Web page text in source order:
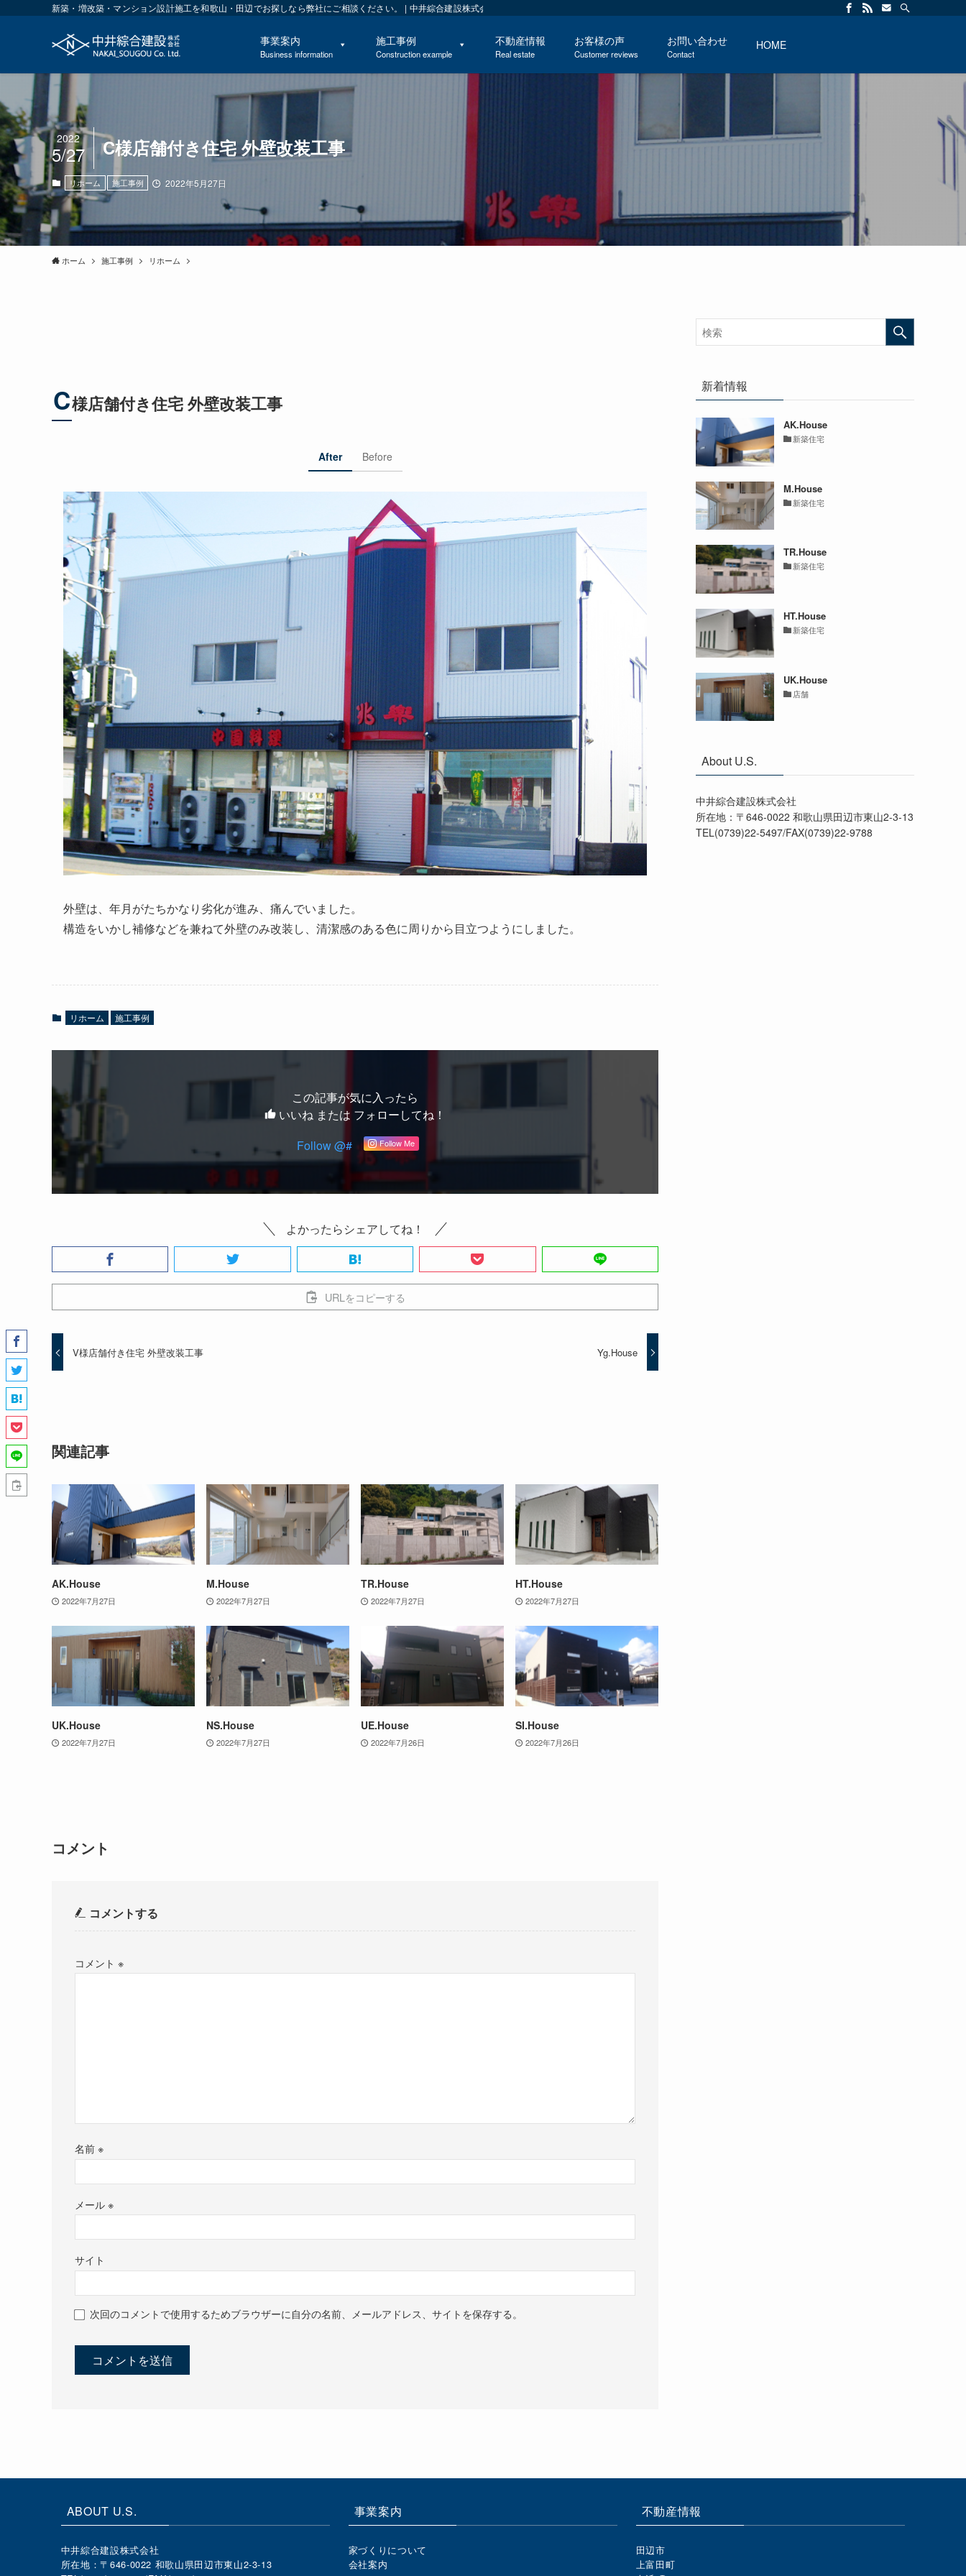
新築・増改築・マンション設計施工を和歌山・田辺でお探しなら弊社にご相談ください。 | 中井綜合建設株式会社 公式ホームページ
事業案内
Business information
施工事例
Construction example
不動産情報
Real estate
お客様の声
Customer reviews
お問い合わせ
Contact
HOME
C様店舗付き住宅 外壁改装工事
2022
5/27
リホーム 施工事例 2022年5月27日
ホーム 施工事例 リホーム
C様店舗付き住宅 外壁改装工事
After Before
外壁は、年月がたちかなり劣化が進み、痛んでいました。
構造をいかし補修などを兼ねて外壁のみ改装し、清潔感のある色に周りから目立つようにしました。
リホーム 施工事例
この記事が気に入ったら
いいね または フォローしてね！
Follow @#
Follow Me
よかったらシェアしてね！
URLをコピーする
V様店舗付き住宅 外壁改装工事 Yg.House
関連記事
AK.House
2022年7月27日
M.House
2022年7月27日
TR.House
2022年7月27日
HT.House
2022年7月27日
UK.House
2022年7月27日
NS.House
2022年7月27日
UE.House
2022年7月26日
SI.House
2022年7月26日
コメント
コメントする
コメント ※
名前※
メール※
サイト
次回のコメントで使用するためブラウザーに自分の名前、メールアドレス、サイトを保存する。
新着情報
AK.House
新築住宅
M.House
新築住宅
TR.House
新築住宅
HT.House
新築住宅
UK.House
店舗
About U.S.
中井綜合建設株式会社
所在地：〒646-0022 和歌山県田辺市東山2-3-13
TEL(0739)22-5497/FAX(0739)22-9788
ABOUT U.S.
中井綜合建設株式会社
所在地：〒646-0022 和歌山県田辺市東山2-3-13
事業案内
家づくりについて
会社案内
不動産情報
田辺市
上富田町